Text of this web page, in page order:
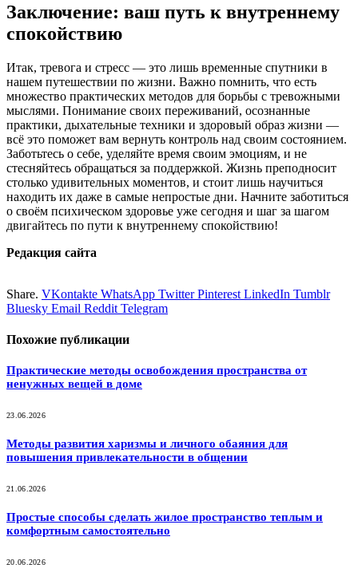
Заключение: ваш путь к внутреннему
спокойствию
Итак, тревога и стресс — это лишь временные спутники в
нашем путешествии по жизни. Важно помнить, что есть
множество практических методов для борьбы с тревожными
мыслями. Понимание своих переживаний, осознанные
практики, дыхательные техники и здоровый образ жизни —
всё это поможет вам вернуть контроль над своим состоянием.
Заботьтесь о себе, уделяйте время своим эмоциям, и не
стесняйтесь обращаться за поддержкой. Жизнь преподносит
столько удивительных моментов, и стоит лишь научиться
находить их даже в самые непростые дни. Начните заботиться
о своём психическом здоровье уже сегодня и шаг за шагом
двигайтесь по пути к внутреннему спокойствию!
Редакция сайта
Share. VKontakte WhatsApp Twitter Pinterest LinkedIn Tumblr
Bluesky Email ‏Reddit Telegram
Похожие публикации
Практические методы освобождения пространства от
ненужных вещей в доме
23.06.2026
Методы развития харизмы и личного обаяния для
повышения привлекательности в общении
21.06.2026
Простые способы сделать жилое пространство теплым и
комфортным самостоятельно
20.06.2026